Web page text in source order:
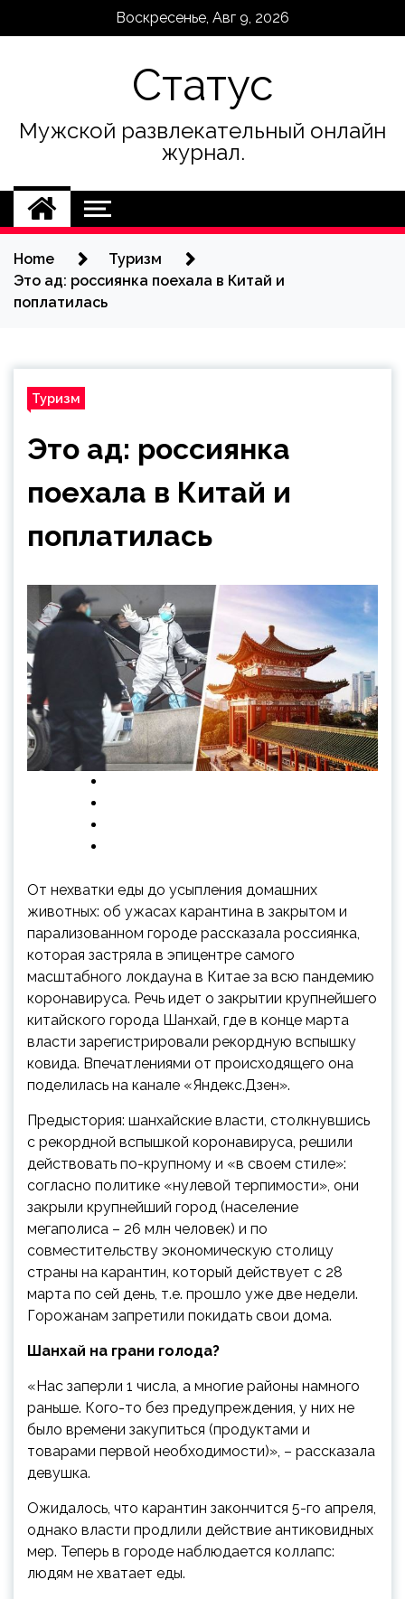
Воскресенье, Авг 9, 2026
Статус
Мужской развлекательный онлайн
журнал.
Home
Туризм
Это ад: россиянка поехала в Китай и
поплатилась
Туризм
Это ад: россиянка
поехала в Китай и
поплатилась
От нехватки еды до усыпления домашних
животных: об ужасах карантина в закрытом и
парализованном городе рассказала россиянка,
которая застряла в эпицентре самого
масштабного локдауна в Китае за всю пандемию
коронавируса. Речь идет о закрытии крупнейшего
китайского города Шанхай, где в конце марта
власти зарегистрировали рекордную вспышку
ковида. Впечатлениями от происходящего она
поделилась на канале «Яндекс.Дзен».
Предыстория: шанхайские власти, столкнувшись
с рекордной вспышкой коронавируса, решили
действовать по-крупному и «в своем стиле»:
согласно политике «нулевой терпимости», они
закрыли крупнейший город (население
мегаполиса – 26 млн человек) и по
совместительству экономическую столицу
страны на карантин, который действует с 28
марта по сей день, т.е. прошло уже две недели.
Горожанам запретили покидать свои дома.
Шанхай на грани голода?
«Нас заперли 1 числа, а многие районы намного
раньше. Кого-то без предупреждения, у них не
было времени закупиться (продуктами и
товарами первой необходимости)», – рассказала
девушка.
Ожидалось, что карантин закончится 5-го апреля,
однако власти продлили действие антиковидных
мер. Теперь в городе наблюдается коллапс:
людям не хватает еды.